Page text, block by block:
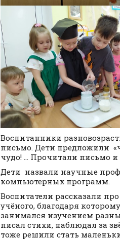
Воспитанники
письмо. Дети предложили
чудо! … Прочитали письмо и
Дети назвали научные
компьютерных программ.
Воспитатели рассказали
учёного, благодаря
занимался изучением
писал стихи, наблюдал за
тоже решили стать